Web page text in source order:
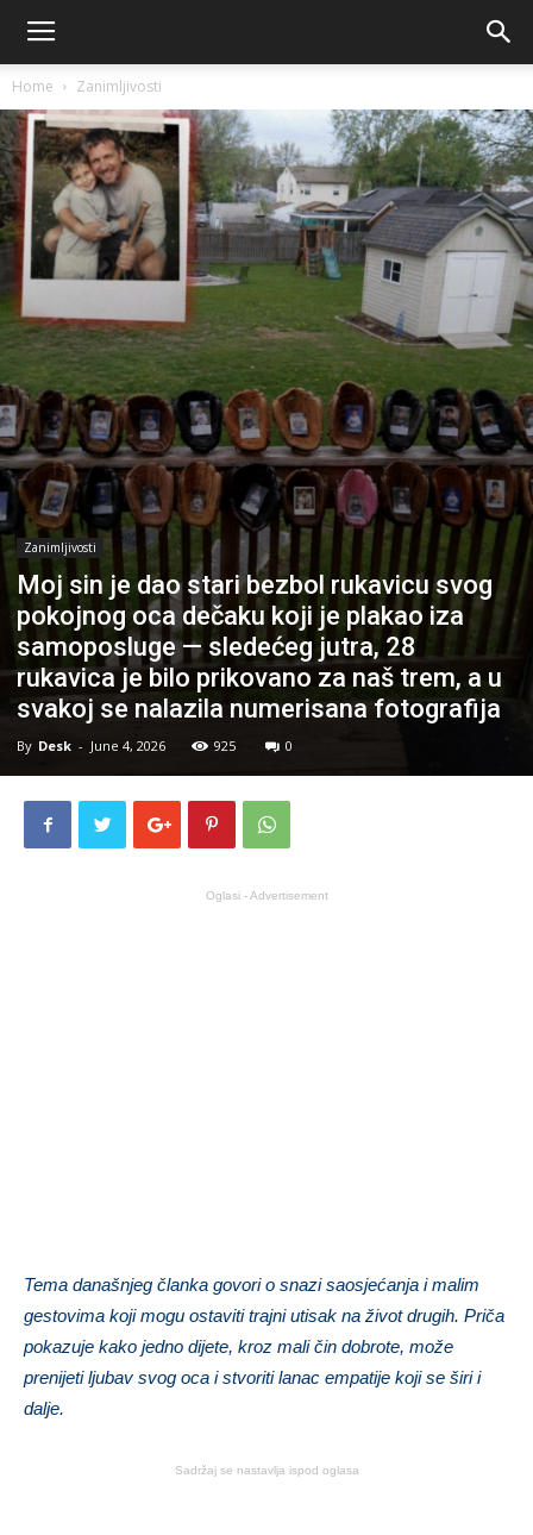
Home Zanimljivosti
Zanimljivosti
Moj sin je dao stari bezbol rukavicu svog
pokojnog oca dečaku koji je plakao iza
samoposluge — sledećeg jutra, 28
rukavica je bilo prikovano za naš trem, a u
svakoj se nalazila numerisana fotografija
By Desk - June 4, 2026 925 0
Oglasi - Advertisement
Tema današnjeg članka govori o snazi saosjećanja i malim
gestovima koji mogu ostaviti trajni utisak na život drugih. Priča
pokazuje kako jedno dijete, kroz mali čin dobrote, može
prenijeti ljubav svog oca i stvoriti lanac empatije koji se širi i
dalje.
Sadržaj se nastavlja ispod oglasa